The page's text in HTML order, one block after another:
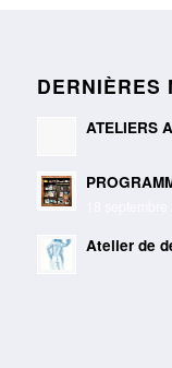
DERNIÈRES
ATELIERS
Atelier de